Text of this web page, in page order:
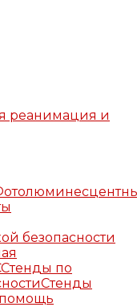
реанимация и
безопасности
Стенды по
Стенды